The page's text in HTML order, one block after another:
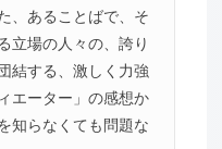
、あることばで、そ
立場の人々の、誇り
結する、激しく力強
エーター」の感想か
知らなくても問題な